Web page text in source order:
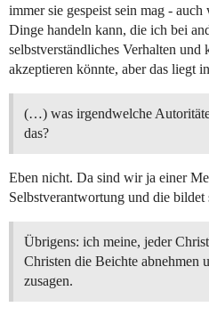
immer sie gespeist sein mag -
Dinge handeln kann, die ich bei
selbstverständliches Verhalten und
akzeptieren könnte, aber das liegt
(…) was irgendwelche
das?
Eben nicht. Da sind wir ja einer
Selbstverantwortung und die bildet
Übrigens: ich meine, jeder
Christen die Beichte abnehmen
zusagen.